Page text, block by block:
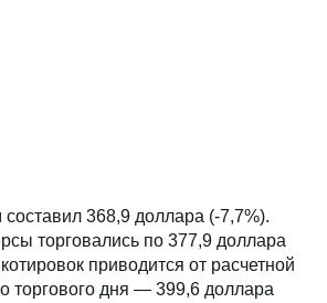
368,9 доллара (-7,7%).
торговались по 377,9 доллара
приводится от расчетной
торгового дня — 399,6 доллара